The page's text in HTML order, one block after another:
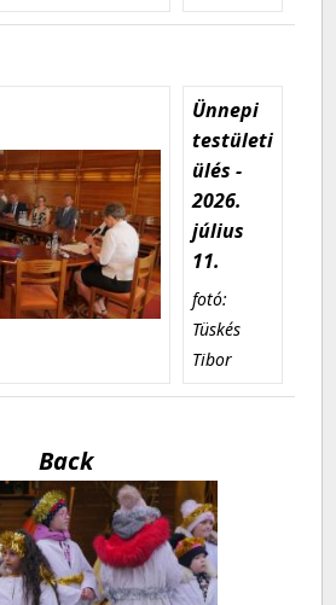
Ünnepi
testületi
ülés -
2026.
július
11.
fotó:
Tüskés
Tibor
Back